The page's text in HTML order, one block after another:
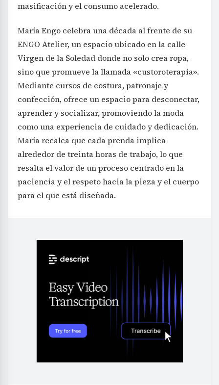
masificación y el consumo acelerado.
María Engo celebra una década al frente de su
ENGO Atelier, un espacio ubicado en la calle
Virgen de la Soledad donde no solo crea ropa,
sino que promueve la llamada «custoroterapia».
Mediante cursos de costura, patronaje y
confección, ofrece un espacio para desconectar,
aprender y socializar, promoviendo la moda
como una experiencia de cuidado y dedicación.
María recalca que cada prenda implica
alrededor de treinta horas de trabajo, lo que
resalta el valor de un proceso centrado en la
paciencia y el respeto hacia la pieza y el cuerpo
para el que está diseñada.